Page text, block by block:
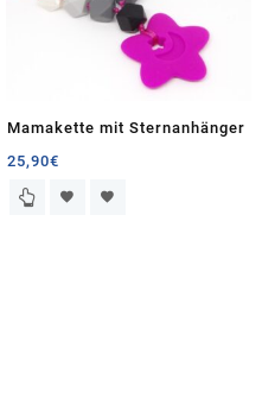
Mamakette mit Sternanhänger
25,90€